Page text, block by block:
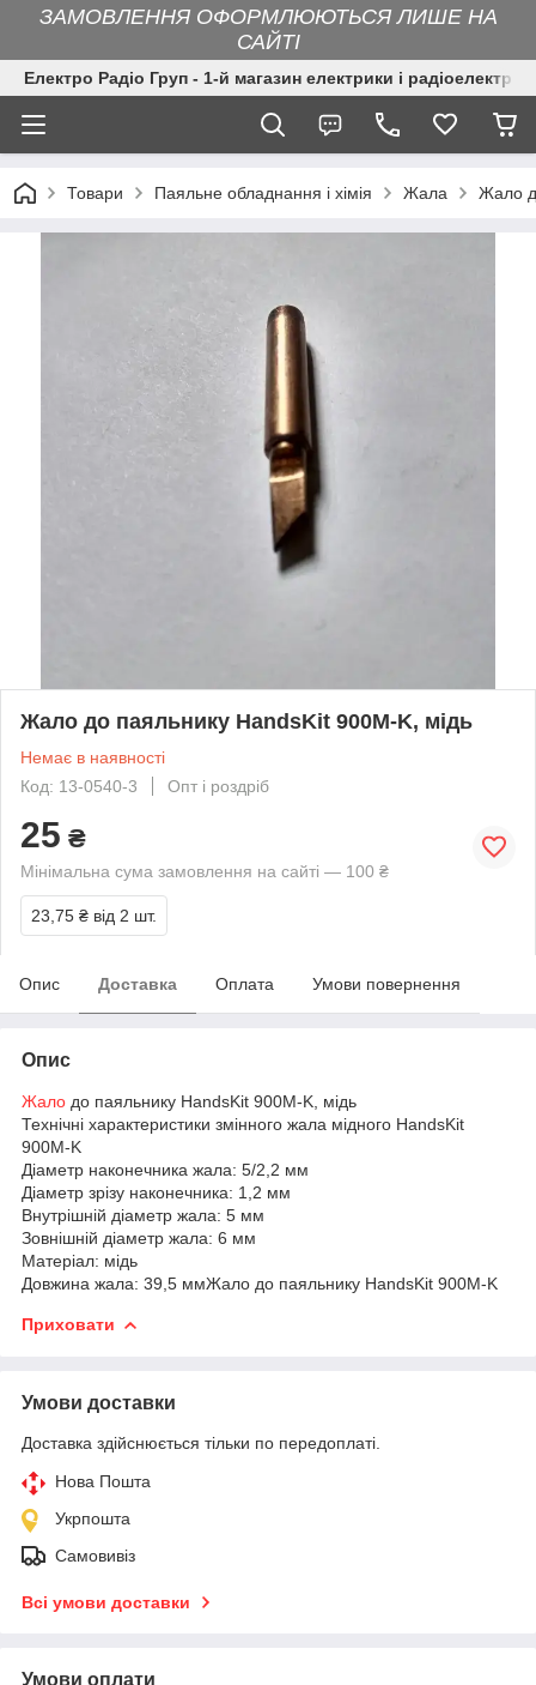
ЗАМОВЛЕННЯ ОФОРМЛЮЮТЬСЯ ЛИШЕ НА
САЙТІ
Електро Радіо Груп - 1-й магазин електрики і
Товари Паяльне обладнання і хімія Жала Жало
Жало до паяльнику HandsKit 900M-K, мідь
Немає в наявності
Код: 13-0540-3
Опт і роздріб
25 ₴
Мінімальна сума замовлення на сайті — 100 ₴
23,75 ₴ від 2 шт.
Опис Доставка Оплата Умови повернення
Опис
Жало до паяльнику HandsKit 900M-K, мідь
Технічні характеристики змінного жала мідного HandsKit
900M-K
Діаметр наконечника жала: 5/2,2 мм
Діаметр зрізу наконечника: 1,2 мм
Внутрішній діаметр жала: 5 мм
Зовнішній діаметр жала: 6 мм
Матеріал: мідь
Довжина жала: 39,5 ммЖало до паяльнику HandsKit 900M-K
Приховати
Умови доставки
Доставка здійснюється тільки по передоплаті.
Нова Пошта
Укрпошта
Самовивіз
Всі умови доставки
Умови оплати